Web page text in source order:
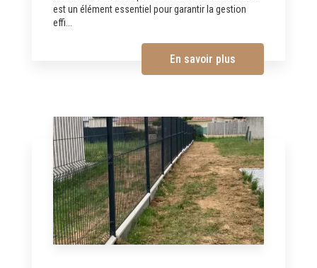
est un élément essentiel pour garantir la gestion
effi...
En savoir plus